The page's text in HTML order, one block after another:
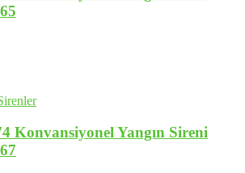
Konvansiyonel Yangın Sireni